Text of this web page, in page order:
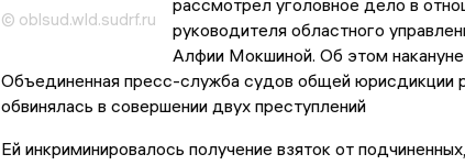
© oblsud.wld.sudrf.ru
рассмотрел уголовное дело в
руководителя областного
Алфии Мокшиной. Об этом
Объединенная пресс-служба судов общей юрисдикции
обвинялась в совершении двух преступлений
Ей инкриминировалось получение взяток от